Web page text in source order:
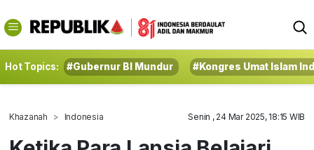
Hot Topics: #Gubernur BI Mundur #Kongres Umat Islam
Khazanah Indonesia Senin , 24 Mar 2025, 18:15 WIB